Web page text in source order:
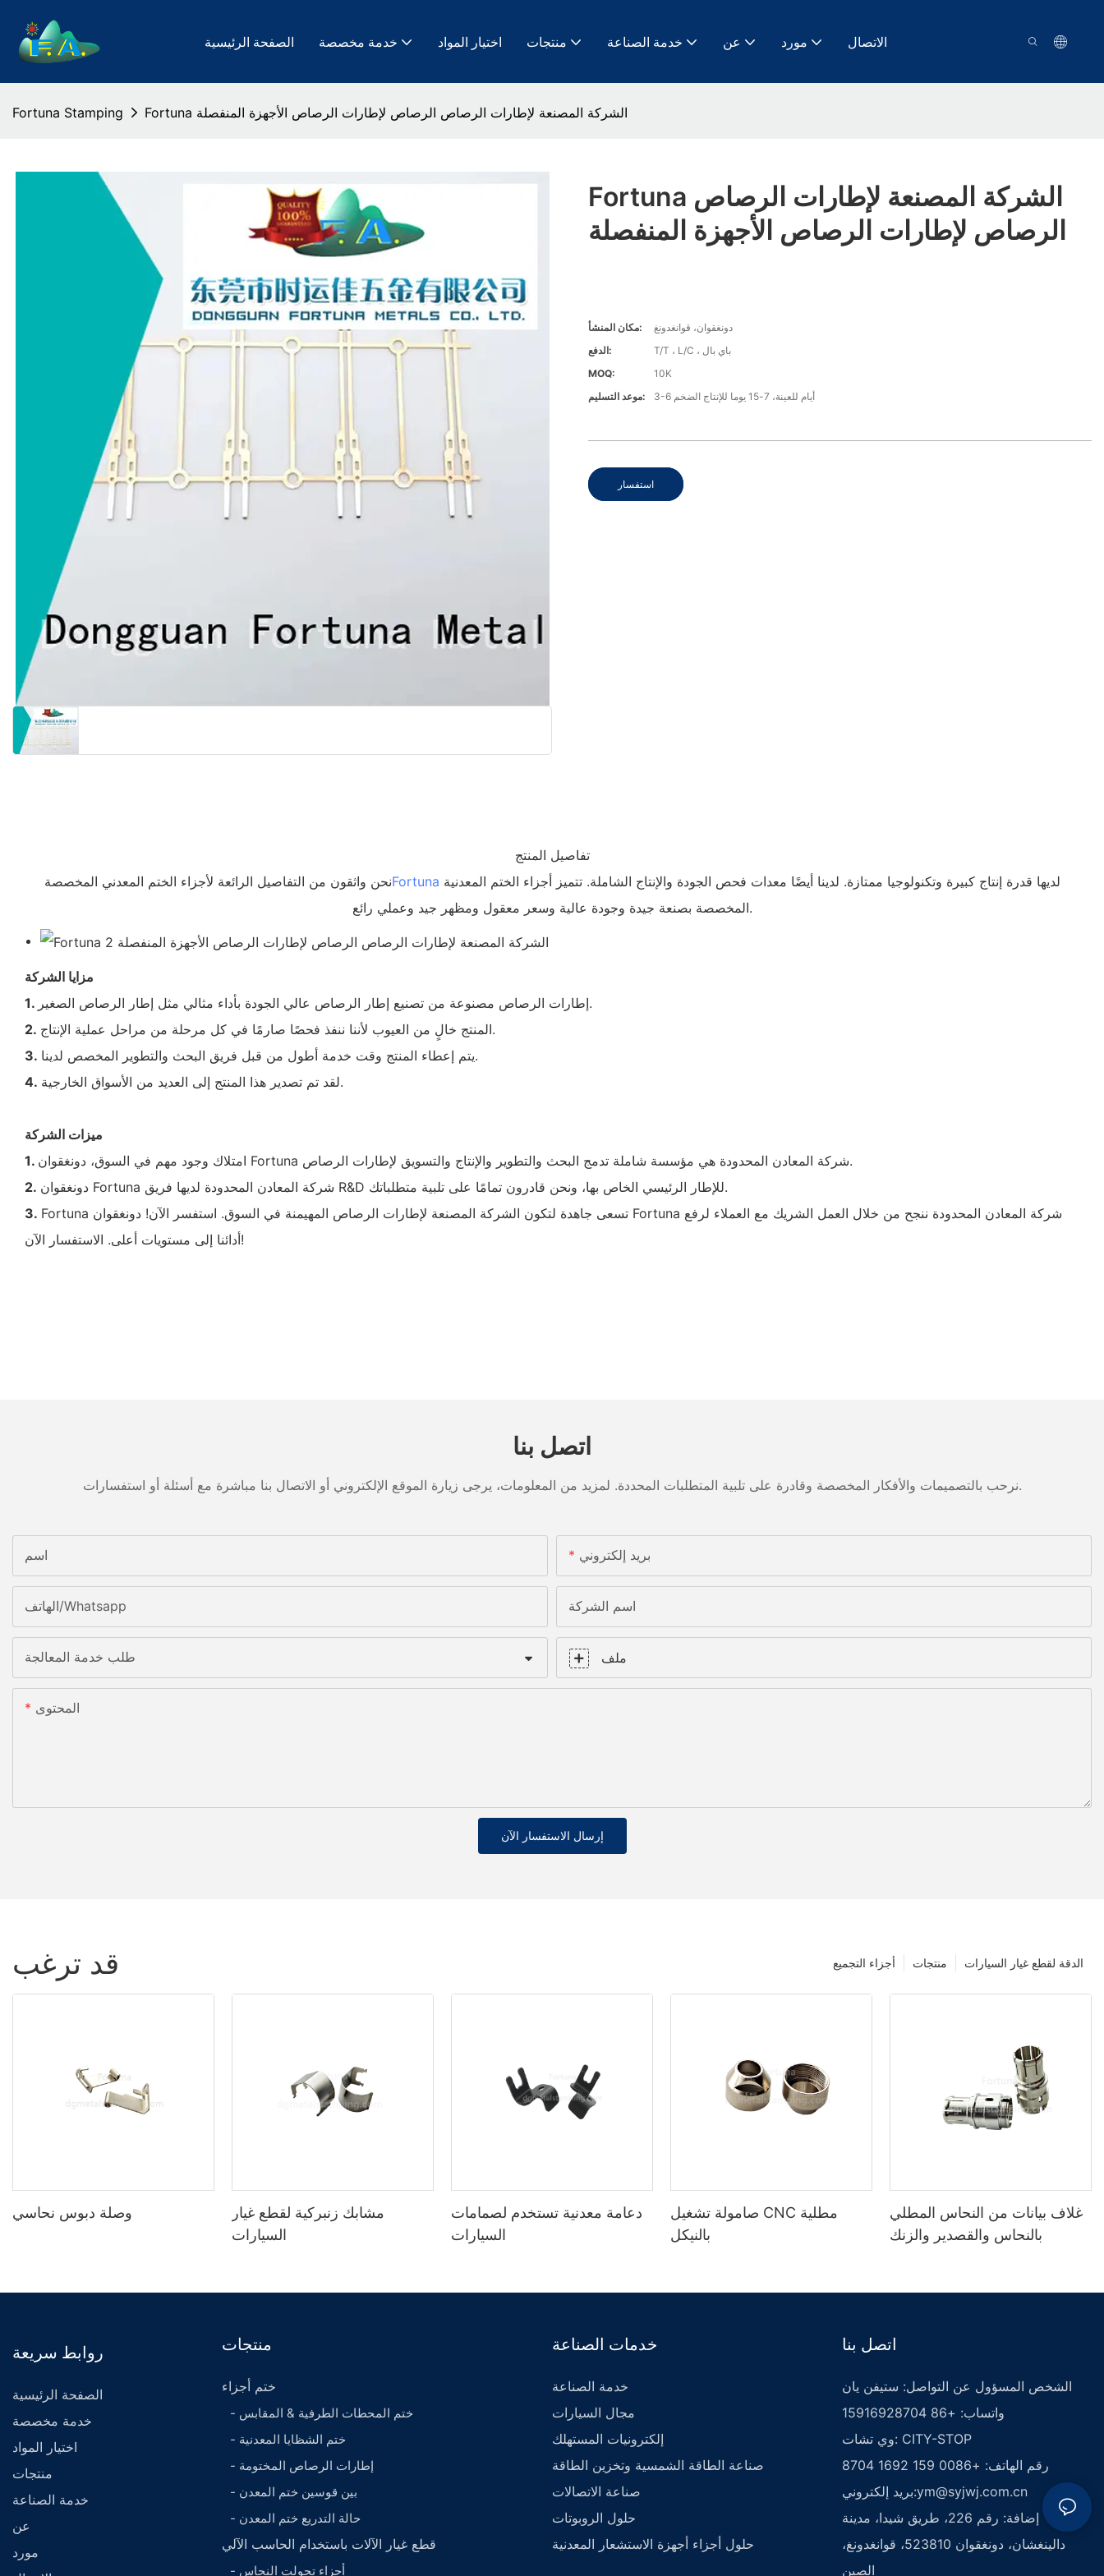
الصفحة الرئيسية خدمة مخصصة اختيار المواد منتجات خدمة الصناعة عن مورد الاتصال
Fortuna Stamping Fortuna الشركة المصنعة لإطارات الرصاص الرصاص لإطارات الرصاص الأجهزة المنفصلة
Fortuna الشركة المصنعة لإطارات الرصاص
الرصاص لإطارات الرصاص الأجهزة المنفصلة
مكان المنشأ:
دونغقوان، قوانغدونغ
الدفع:
T/T ، L/C ، باي بال
MOQ:
10K
موعد التسليم:
3-6 أيام للعينة، 7-15 يوما للإنتاج الضخم
استفسار
تفاصيل المنتج
نحن واثقون من التفاصيل الرائعة لأجزاء الختم المعدني المخصصةFortuna
المخصصة بصنعة جيدة وجودة عالية وسعر معقول ومظهر جيد وعملي رائع.
مزايا الشركة
1.
إطارات الرصاص مصنوعة من تصنيع إطار الرصاص عالي الجودة بأداء مثالي مثل إطار الرصاص الصغير.
2.
المنتج خالٍ من العيوب لأننا ننفذ فحصًا صارمًا في كل مرحلة من مراحل عملية الإنتاج.
3.
يتم إعطاء المنتج وقت خدمة أطول من قبل فريق البحث والتطوير المخصص لدينا.
4.
لقد تم تصدير هذا المنتج إلى العديد من الأسواق الخارجية.
ميزات الشركة
1.
امتلاك وجود مهم في السوق، دونغقوان Fortuna شركة المعادن المحدودة هي مؤسسة شاملة تدمج البحث والتطوير والإنتاج والتسويق لإطارات الرصاص.
2.
دونغقوان Fortuna شركة المعادن المحدودة لديها فريق R&D للإطار الرئيسي الخاص بها، ونحن قادرون تمامًا على تلبية متطلباتك.
3. Fortuna تسعى جاهدة لتكون الشركة المصنعة لإطارات الرصاص المهيمنة في السوق. استفسر الآن! دونغقوان Fortuna شركة المعادن المحدودة ننجح من خلال العمل الشريك مع العملاء لرفع
أدائنا إلى مستويات أعلى. الاستفسار الآن!
اتصل بنا
نرحب بالتصميمات والأفكار المخصصة وقادرة على تلبية المتطلبات المحددة. لمزيد من المعلومات، يرجى زيارة الموقع الإلكتروني أو الاتصال بنا مباشرة مع أسئلة أو استفسارات.
اسم بريد إلكتروني
الهاتف/whatsapp اسم الشركة
طلب خدمة المعالجة ملف
المحتوى
إرسال الاستفسار الآن
قد ترغب الدقة لقطع غيار السيارات منتجات أجزاء التجميع
وصلة دبوس نحاسي
مشابك زنبركية لقطع غيار
السيارات
دعامة معدنية تستخدم لصمامات
السيارات
صامولة تشغيل CNC مطلية
بالنيكل
غلاف بيانات من النحاس المطلي
بالنحاس والقصدير والزنك
روابط سريعة
الصفحة الرئيسية
خدمة مخصصة
اختيار المواد
منتجات
خدمة الصناعة
عن
مورد
منتجات
ختم أجزاء
- ختم المحطات الطرفية & المقابس
- ختم الشظايا المعدنية
- إطارات الرصاص المختومة
- بين قوسين ختم المعدن
- حالة التدريع ختم المعدن
قطع غيار الآلات باستخدام الحاسب الآلي
- أجزاء تحولت النحاس
خدمات الصناعة
خدمة الصناعة
مجال السيارات
إلكترونيات المستهلك
صناعة الطاقة الشمسية وتخزين الطاقة
صناعة الاتصالات
حلول الروبوتات
حلول أجزاء أجهزة الاستشعار المعدنية
اتصل بنا
الشخص المسؤول عن التواصل: ستيفن يان
واتساب: +86 15916928704
وي تشات: CITY-STOP
رقم الهاتف: +0086 159 1692 8704
بريد إلكتروني:ym@syjwj.com.cn
إضافة: رقم 226، طريق شيدا، مدينة
دالينغشان، دونغقوان 523810، قوانغدونغ،
الصين